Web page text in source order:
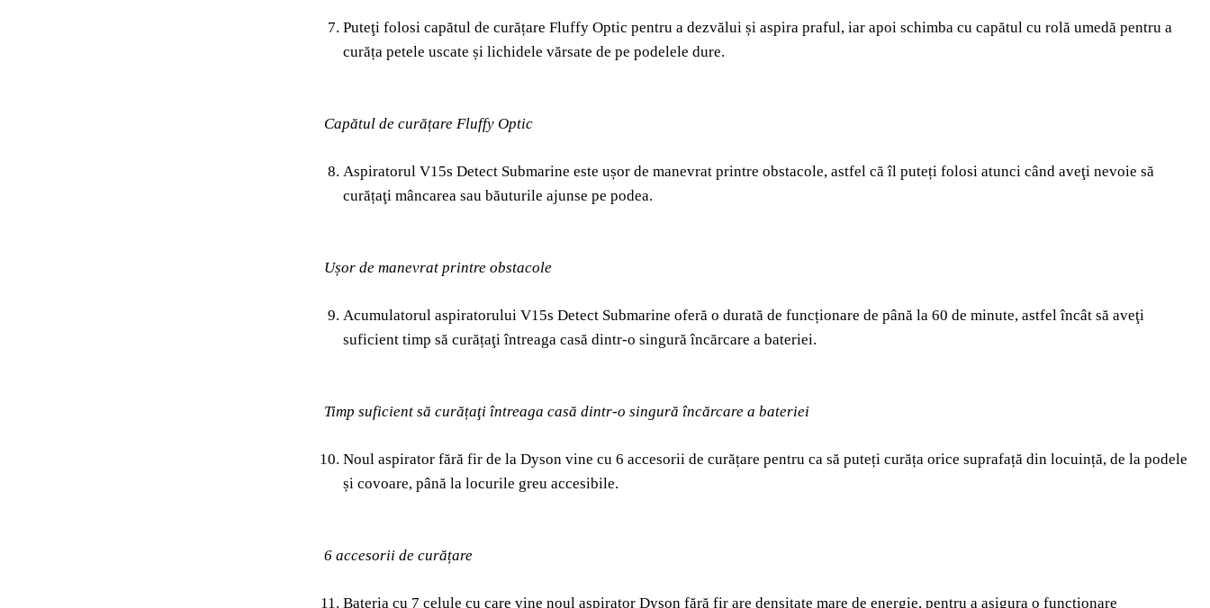
Puteţi folosi capătul de curățare Fluffy Optic pentru a dezvălui și aspira praful, iar apoi schimba cu capătul cu rolă umedă pentru a
curăța petele uscate și lichidele vărsate de pe podelele dure.
Capătul de curățare Fluffy Optic
Aspiratorul V15s Detect Submarine este ușor de manevrat printre obstacole, astfel că îl puteți folosi atunci când aveţi nevoie să
curățaţi mâncarea sau băuturile ajunse pe podea.
Ușor de manevrat printre obstacole
Acumulatorul aspiratorului V15s Detect Submarine oferă o durată de funcționare de până la 60 de minute, astfel încât să aveţi
suficient timp să curățaţi întreaga casă dintr-o singură încărcare a bateriei.
Timp suficient să curățaţi întreaga casă dintr-o singură încărcare a bateriei
Noul aspirator fără fir de la Dyson vine cu 6 accesorii de curățare pentru ca să puteți curăța orice suprafață din locuință, de la podele
și covoare, până la locurile greu accesibile.
6 accesorii de curățare
Bateria cu 7 celule cu care vine noul aspirator Dyson fără fir are densitate mare de energie, pentru a asigura o funcționare